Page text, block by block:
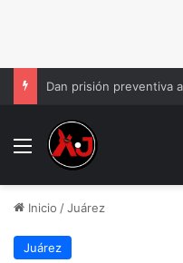
Menu
Inicio /Juárez
Juárez